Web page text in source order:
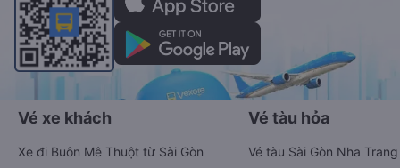
Vé xe khách
Xe đi Buôn Mê Thuột từ Sài Gòn
Vé tàu hỏa
Vé tàu Sài Gòn Nha Trang